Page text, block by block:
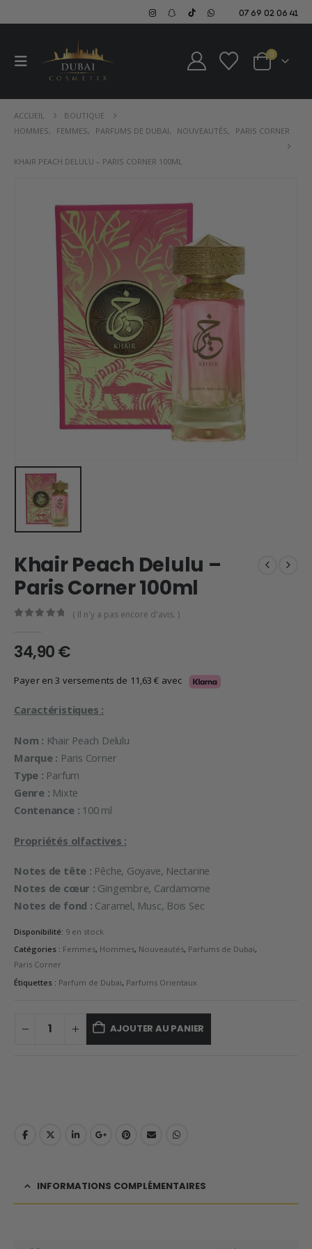
07 69 02 06 41
0
ACCUEIL
BOUTIQUE
HOMMES, FEMMES, PARFUMS DE DUBAI, NOUVEAUTÉS, PARIS CORNER
KHAIR PEACH DELULU – PARIS CORNER 100ML
Khair Peach Delulu –
Paris Corner 100ml
( Il n'y a pas encore d'avis. )
34,90€
Payer en 3 versements de 11,63€ avec
Caractéristiques :
Nom : Khair Peach Delulu
Marque : Paris Corner
Type : Parfum
Genre : Mixte
Contenance : 100 ml
Propriétés olfactives :
Notes de tête : Pêche, Goyave, Nectarine
Notes de cœur : Gingembre, Cardamome
Notes de fond : Caramel, Musc, Bois Sec
Disponibilité: 9 en stock
Catégories : Femmes, Hommes, Nouveautés, Parfums de Dubai,
Paris Corner
Étiquettes : Parfum de Dubai, Parfums Orientaux
AJOUTER AU PANIER
INFORMATIONS COMPLÉMENTAIRES